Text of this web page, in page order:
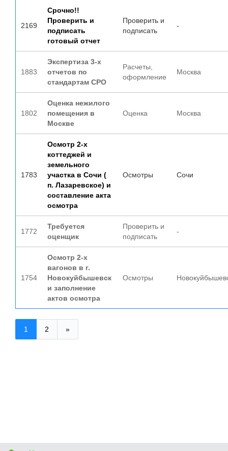
2169
Срочно!!
Проверить и
подписать
готовый отчет
Проверить и
подписать
-
1883
Экспертиза 3-х
отчетов по
стандартам СРО
Расчеты,
оформление
Москва
1802
Оценка нежилого
помещения в
Москве
Оценка Москва
1783
Осмотр 2-х
коттеджей и
земельного
участка в Сочи (
п. Лазаревское) и
составление акта
осмотра
Осмотры Сочи
1772
Требуется
оценщик
Проверить и
подписать
-
1754
Осмотр 2-х
вагонов в г.
Новокуйбышевск
и заполнение
актов осмотра
Осмотры
1 2 »